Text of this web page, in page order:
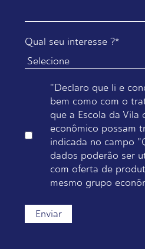
Qual seu interesse ?*
"Declaro que li e
bem como com o
que a Escola da
econômico possam
indicada no campo
dados poderão ser
com oferta de
mesmo grupo